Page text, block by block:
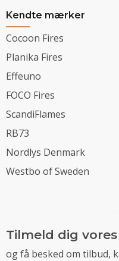
Kendte mærker
Cocoon Fires
Planika Fires
Effeuno
FOCO Fires
ScandiFlames
RB73
Nordlys Denmark
Westbo of Sweden
Tilmeld dig
og få besked om tilbud,